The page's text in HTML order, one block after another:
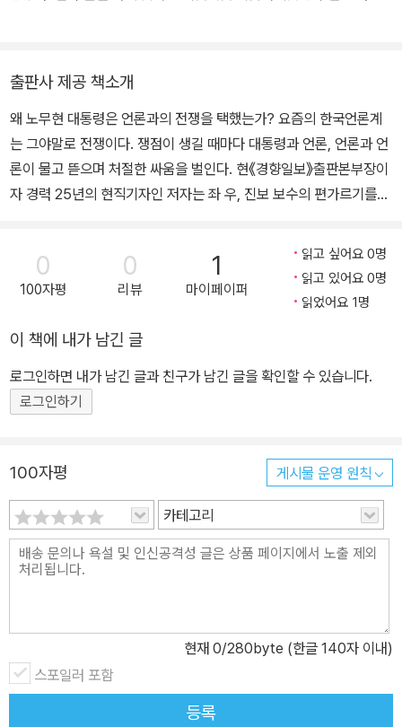
읽고 있다. 경향신문 정치·사회·경제부 기자를 거쳐 경제부장, 편집국
부국장, 논설위원, 출판본부장을 역임했다. 지은 책으로는 《대통령과
언론통제》, 《현대사회와 언론》(공저)이 있다.
출판사 제공 책소개
왜 노무현 대통령은 언론과의 전쟁을 택했는가? 요즘의 한국언론계
는 그야말로 전쟁이다. 쟁점이 생길 때마다 대통령과 언론, 언론과 언
론이 물고 뜯으며 처절한 싸움을 벌인다. 현《경향일보》출판본부장이
자 경력 25년의 현직기자인 저자는 좌 우, 진보 보수의 편가르기를
어떤 방향으로 흘러갔는지 냉철하게 파헤친다. 미국의 대통령들-닉
슨, 루스벨트, 윌슨의 실례를 들며, 노무현 정권의 언론전쟁이 언론의
견제 비판을 피해 대중과 손잡으려는 새로운 언론통제술임을 밝히고
0
100자평
0
리뷰
1
마이페이퍼
읽고 싶어요 0명
읽고 있어요 0명
읽었어요 1명
이 책에 내가 남긴 글
로그인하면 내가 남긴 글과 친구가 남긴 글을 확인할 수 있습니다.
로그인하기
100자평 게시물 운영 원칙
카테고리
현재 0/280byte (한글 140자 이내)
스포일러 포함
등록